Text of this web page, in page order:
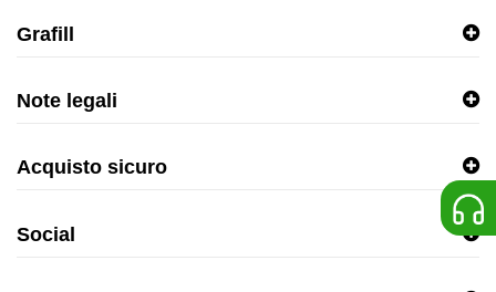
Grafill
Note legali
Acquisto sicuro
Social